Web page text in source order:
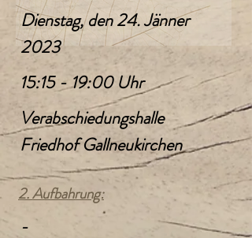
Dienstag, den 24. Jänner
2023
15:15 - 19:00 Uhr
Verabschiedungshalle
Friedhof Gallneukirchen
2. Aufbahrung:
-